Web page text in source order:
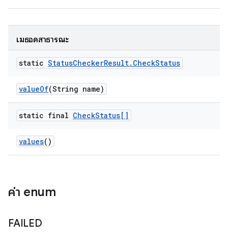
เมธอดสาธารณะ
static StatusCheckerResult. CheckStatus
valueOf(String name)
static final CheckStatus[]
values()
ค่า enum
FAILED